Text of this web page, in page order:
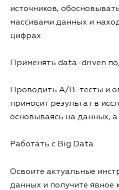
источников,
массивами данных и
цифрах
Применять data-driven
Проводить A/B-тесты и
приносит результат в
основываясь на данных,
Работать с Big Data
Освоите актуальные
данных и получите явное